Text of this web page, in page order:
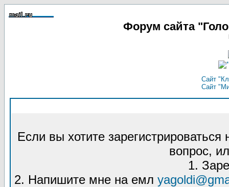
Форум сайта
Сайт
Сайт
Если вы хотите
вопрос,
1.
2. Напишите мне на емл